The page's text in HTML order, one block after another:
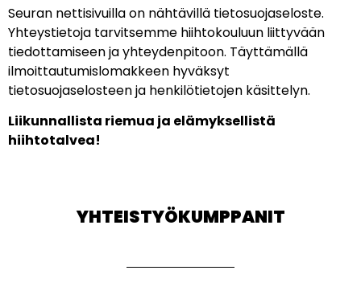
Seuran nettisivuilla on nähtävillä tietosuojaseloste.
Yhteystietoja tarvitsemme hiihtokouluun liittyvään
tiedottamiseen ja yhteydenpitoon. Täyttämällä
ilmoittautumislomakkeen hyväksyt
tietosuojaselosteen ja henkilötietojen käsittelyn.
Liikunnallista riemua ja elämyksellistä
hiihtotalvea!
YHTEISTYÖKUMPPANIT